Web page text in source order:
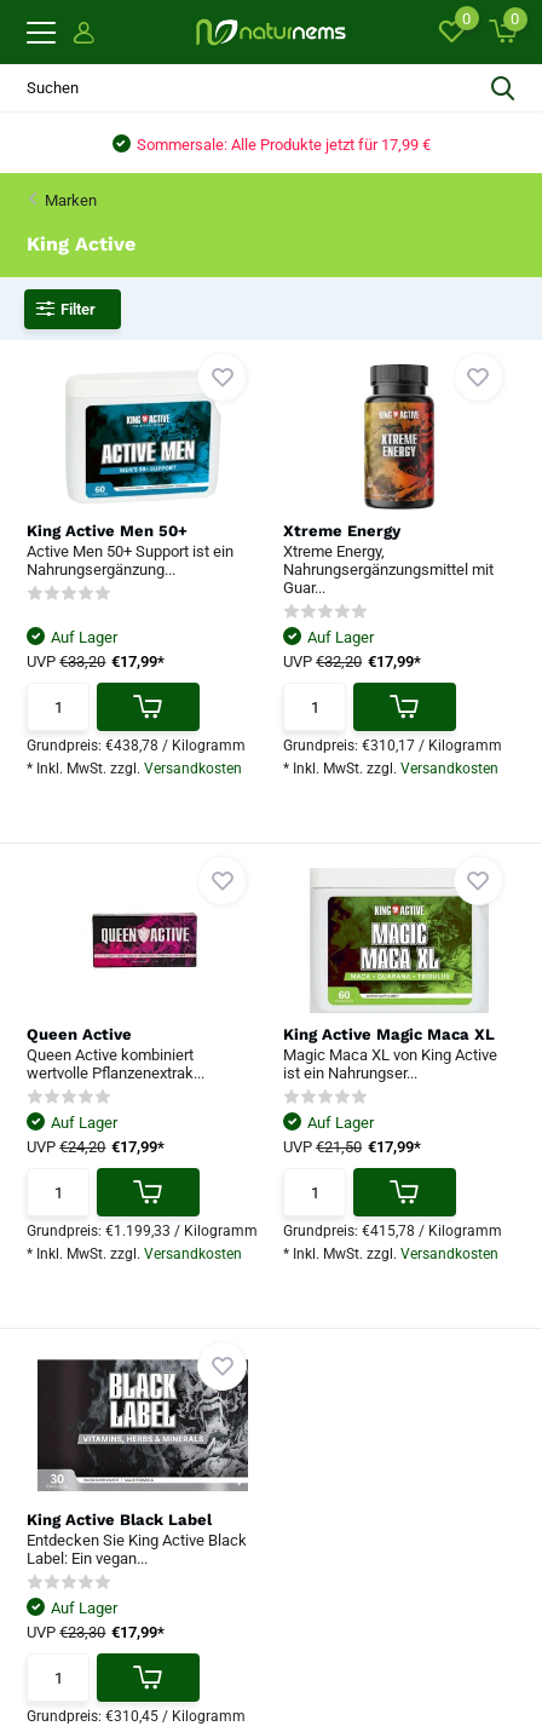
0 0
Sommersale: Alle Produkte jetzt für 17,99 €
Marken
King Active
Filter
King Active Men 50+
Active Men 50+ Support ist ein
Nahrungsergänzung...
Auf Lager
UVP€33,20 €17,99*
Grundpreis:€438,78 / Kilogramm
* Inkl. MwSt. zzgl.Versandkosten
Xtreme Energy
Xtreme Energy,
Nahrungsergänzungsmittel mit
Guar...
Auf Lager
UVP €32,20 €17,99*
Grundpreis: €310,17 / Kilogramm
* Inkl. MwSt. zzgl. Versandkosten
Queen Active
Queen Active kombiniert
wertvolle Pflanzenextrak...
Auf Lager
UVP€24,20 €17,99*
Grundpreis:€1.199,33 / Kilogramm
* Inkl. MwSt. zzgl.Versandkosten
King Active Magic Maca XL
Magic Maca XL von King Active
ist ein Nahrungser...
Auf Lager
UVP €21,50 €17,99*
Grundpreis: €415,78 / Kilogramm
* Inkl. MwSt. zzgl. Versandkosten
King Active Black Label
Entdecken Sie King Active Black
Label: Ein vegan...
Auf Lager
UVP€23,30 €17,99*
Grundpreis:€310,45 / Kilogramm